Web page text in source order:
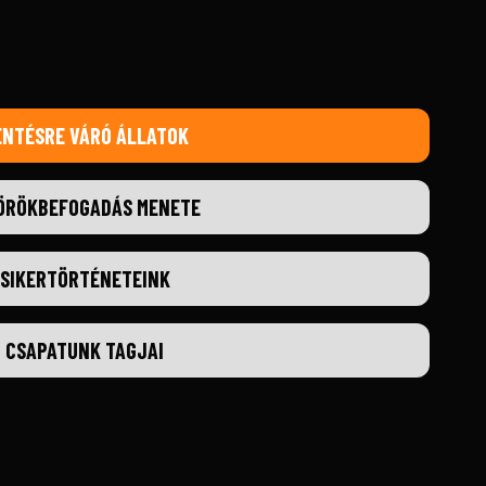
VÁRÓ ÁLLATOK
MENETE
SIKERTÖRTÉNETEINK
CSAPATUNK TAGJAI